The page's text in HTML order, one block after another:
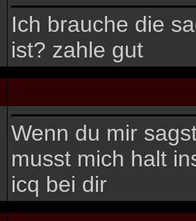
Ich brauche die
ist? zahle gut
Wenn du mir
musst mich halt
icq bei dir